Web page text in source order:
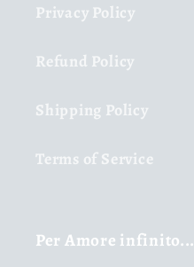
Privacy Policy
Refund Policy
Shipping Policy
Terms of Service
Per Amore infinito...